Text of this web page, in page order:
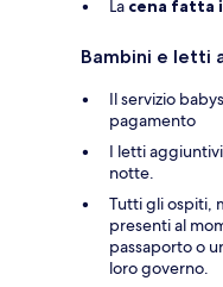
La cena fatta
Bambini e letti
Il servizio
pagamento
I letti
notte.
Tutti gli ospiti,
presenti al
passaporto o
loro governo.